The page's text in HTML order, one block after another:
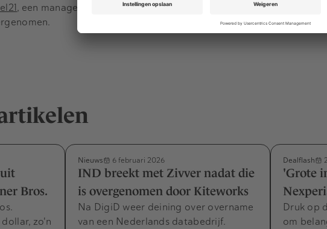
, een management-adviesbureau en in Frankrijk werd adviesbureau
Bros.
zo'n
Nieuws 6 februari 2026
IND breekt met Zivver nadat die
is overgenomen door Kiteworks
Na DigiD weer deining over overname
van een Nederlands databedrijf.
Dealflash
'Grote
Druk op
om